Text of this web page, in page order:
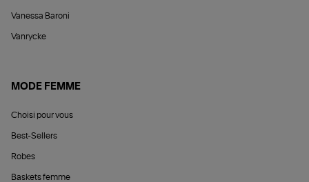
Vanessa Baroni
Vanrycke
MODE FEMME
Choisi pour vous
Best-Sellers
Robes
Baskets femme